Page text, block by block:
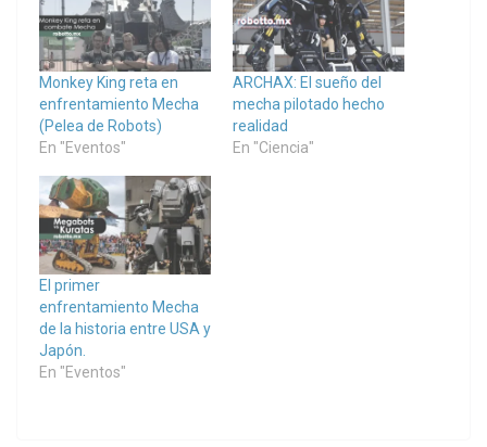
Monkey King reta en
enfrentamiento Mecha
(Pelea de Robots)
En "Eventos"
ARCHAX: El sueño del
mecha pilotado hecho
realidad
En "Ciencia"
El primer
enfrentamiento Mecha
de la historia entre USA y
Japón.
En "Eventos"